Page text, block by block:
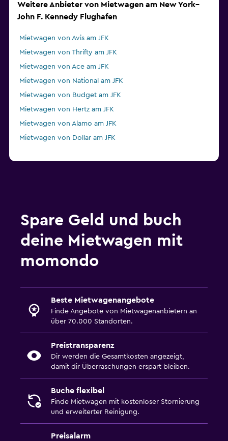
Weitere Anbieter von Mietwagen am New York–
John F. Kennedy Flughafen
Mietwagen von Avis am JFK
Mietwagen von Thrifty am JFK
Mietwagen von Ace am JFK
Mietwagen von National am JFK
Mietwagen von Budget am JFK
Mietwagen von Hertz am JFK
Mietwagen von Alamo am JFK
Mietwagen von Dollar am JFK
Spare Geld und buch
deine Mietwagen mit
momondo
Beste Mietwagenangebote
Finde Angebote von Mietwagenanbietern an
über 70.000 Standorten.
Preistransparenz
Dir werden die Gesamtkosten angezeigt,
damit dir Überraschungen erspart bleiben.
Buche flexibel
Finde Mietwagen mit kostenloser Stornierung
und erweiterter Reinigung.
Preisalarm